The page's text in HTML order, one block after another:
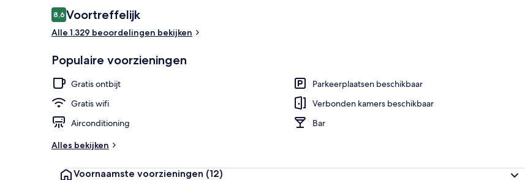
Beoordelingen
8,68,6 op 10 –
Voortreffelijk
Alle 1.329 beoordelingen bekijken
Populaire voorzieningen
Gratis ontbijt
Parkeerplaatsen beschikbaar
Gratis wifi
Verbonden kamers beschikbaar
Airconditioning
Bar
Alles bekijken
Voornaamste voorzieningen (12)